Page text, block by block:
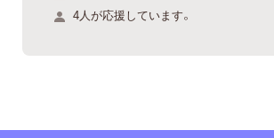
4人が応援しています。